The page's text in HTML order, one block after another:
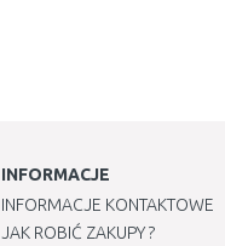
INFORMACJE
INFORMACJE KONTAKTOWE
JAK ROBIĆ ZAKUPY ?